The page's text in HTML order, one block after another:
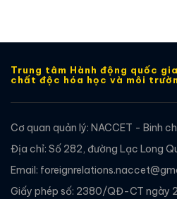
Trung tâm Hành động quốc
chất độc hóa học và môi
Cơ quan quản lý: NACCET - Binh
Địa chỉ: Số 282, đường Lạc Long
Email:
Giấy phép số: 2380/QĐ-CT ngày